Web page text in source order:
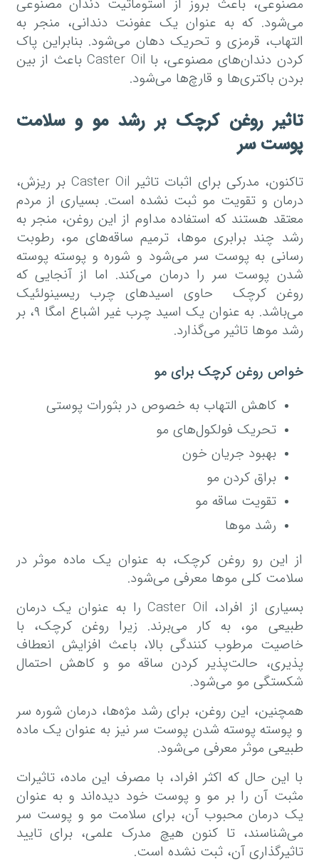
مصنوعی، باعث بروز از استوماتیت دندان مصنوعی
می‌شود. که به عنوان یک عفونت دندانی، منجر به
التهاب، قرمزی و تحریک دهان می‌شود. بنابراین پاک
کردن دندان‌های مصنوعی، با Caster Oil باعث از بین
بردن باکتری‌ها و قارچ‌ها می‌شود.
تاثیر روغن کرچک بر رشد مو و سلامت
پوست سر
تاکنون، مدرکی برای اثبات تاثیر Caster Oil بر ریزش،
درمان و تقویت مو ثبت نشده است. بسیاری از مردم
معتقد هستند که استفاده مداوم از این روغن، منجر به
رشد چند برابری موها، ترمیم ساقه‌های مو، رطوبت
رسانی به پوست سر می‌شود و شوره و پوسته پوسته
شدن پوست سر را درمان می‌کند. اما از آنجایی که
روغن کرچک حاوی اسیدهای چرب ریسینولئیک
می‌باشد. به عنوان یک اسید چرب غیر اشباع امگا ۹، بر
رشد موها تاثیر می‌گذارد.
خواص روغن کرچک برای مو
کاهش التهاب به خصوص در بثورات پوستی
تحریک فولکول‌های مو
بهبود جریان خون
براق کردن مو
تقویت ساقه مو
رشد موها
از این رو روغن کرچک، به عنوان یک ماده موثر در
سلامت کلی موها معرفی می‌شود.
بسیاری از افراد، Caster Oil را به عنوان یک درمان
طبیعی مو، به کار می‌برند. زیرا روغن کرچک، با
خاصیت مرطوب کنندگی بالا، باعث افزایش انعطاف
پذیری، حالت‌پذیر کردن ساقه مو و کاهش احتمال
شکستگی مو می‌شود.
همچنین، این روغن، برای رشد مژه‌ها، درمان شوره سر
و پوسته پوسته شدن پوست سر نیز به عنوان یک ماده
طبیعی موثر معرفی می‌شود.
با این حال که اکثر افراد، با مصرف این ماده، تاثیرات
مثبت آن را بر مو و پوست خود دیده‌اند و به عنوان
یک درمان محبوب آن، برای سلامت مو و پوست سر
می‌شناسند، تا کنون هیچ مدرک علمی، برای تایید
تاثیرگذاری آن، ثبت نشده است.